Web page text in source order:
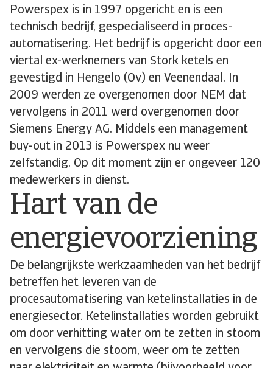
Powerspex is in 1997 opgericht en is een
technisch bedrijf, gespecialiseerd in proces-
automatisering. Het bedrijf is opgericht door een
viertal ex-werknemers van Stork ketels en
gevestigd in Hengelo (Ov) en Veenendaal. In
2009 werden ze overgenomen door NEM dat
vervolgens in 2011 werd overgenomen door
Siemens Energy AG. Middels een management
buy-out in 2013 is Powerspex nu weer
zelfstandig. Op dit moment zijn er ongeveer 120
medewerkers in dienst.
Hart van de
energievoorziening
De belangrijkste werkzaamheden van het bedrijf
betreffen het leveren van de
procesautomatisering van ketelinstallaties in de
energiesector. Ketelinstallaties worden gebruikt
om door verhitting water om te zetten in stoom
en vervolgens die stoom, weer om te zetten